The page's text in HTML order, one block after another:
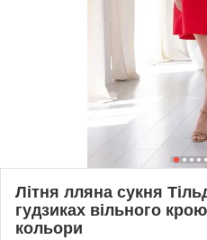
Літня лляна сукня
гудзиках вільного
кольори